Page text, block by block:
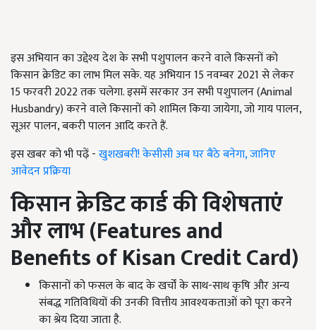
इस अभियान का उद्देश्य देश के सभी पशुपालन करने वाले किसनों को
किसान क्रेडिट का लाभ मिल सके. यह अभियान 15 नवम्बर 2021 से लेकर
15 फरवरी 2022 तक चलेगा. इसमें सरकार उन सभी पशुपालन (Animal
Husbandry) करने वाले किसानों को शामिल किया जायेगा, जो गाय पालन,
सूअर पालन, बकरी पालन आदि करते हैं.
इस खबर को भी पढ़ें -खुशखबरी! केसीसी अब घर बैठे बनेगा, जानिए
आवेदन प्रक्रिया
किसान क्रेडिट कार्ड की विशेषताएं
और लाभ (Features and
Benefits of Kisan Credit Card)
किसानों को फसल के बाद के खर्चों के साथ-साथ कृषि और अन्य
संबद्ध गतिविधियों की उनकी वित्तीय आवश्यकताओं को पूरा करने
का श्रेय दिया जाता है.